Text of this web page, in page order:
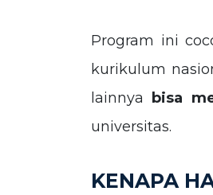
Program ini
kurikulum
lainnya
bisa
universitas.
KENAPA